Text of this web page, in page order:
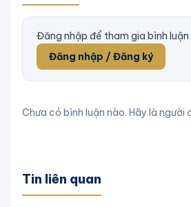
Đăng nhập để tham gia bình
Đăng nhập / Đăng ký
Chưa có bình luận nào. Hãy là người
Tin liên quan